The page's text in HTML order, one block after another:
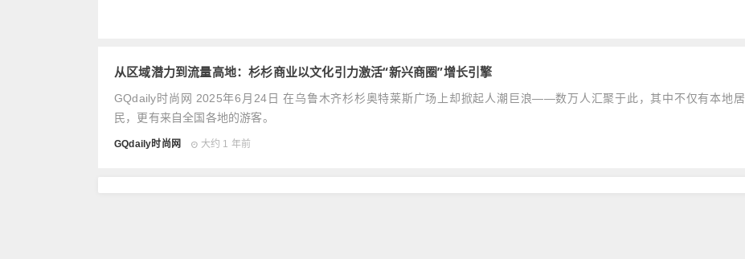
从区域潜力到流量高地：杉杉商业以文化引力激活“新兴商圈”增长引擎
GQdaily时尚网 2025年6月24日 在乌鲁木齐杉杉奥特莱斯广场上却掀起人潮巨浪——数万人汇聚于此，其中不仅有本地居
民，更有来自全国各地的游客。
GQdaily时尚网 大约 1 年前